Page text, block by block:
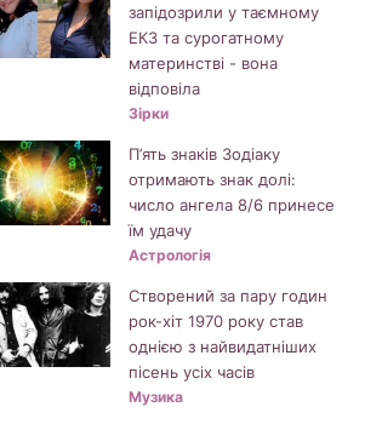
запідозрили у таємному
ЕКЗ та сурогатному
материнстві - вона
відповіла
Зірки
П’ять знаків Зодіаку
отримають знак долі:
число ангела 8/6 принесе
їм удачу
Астрологія
Створений за пару годин
рок-хіт 1970 року став
однією з найвидатніших
пісень усіх часів
Музика